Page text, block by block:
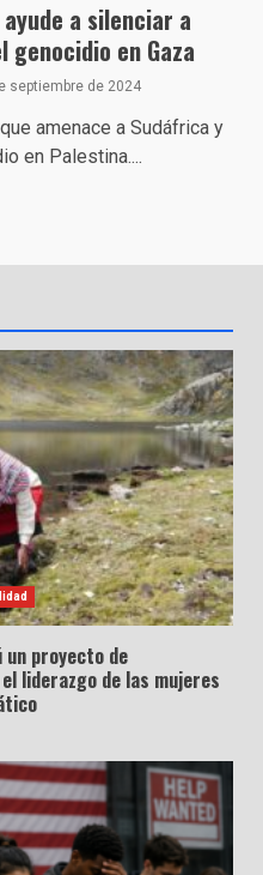
ayude a silenciar a
en Gaza
septiembre de 2024
amenace a Sudáfrica y
en Palestina....
un proyecto de
liderazgo de las mujeres